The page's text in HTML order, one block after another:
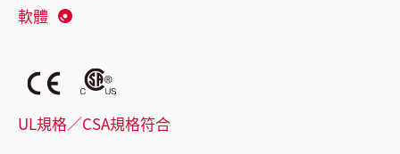
軟體
UL規格／CSA規格符合